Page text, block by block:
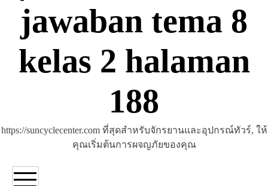
jawaban tema 8
kelas 2 halaman
188
https://suncyclecenter.com ที่สุดสำหรับจักรยานและอุปกรณ์ทัวร์, ให้
คุณเริ่มต้นการผจญภัยของคุณ